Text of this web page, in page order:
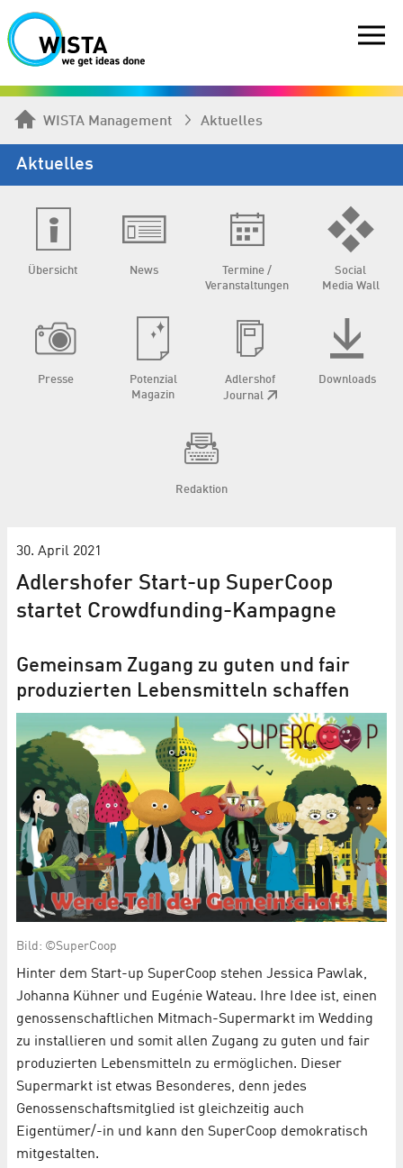
WISTA Management Aktuelles
Aktuelles
Übersicht News
Termine /
Veranstaltungen
Social
Media Wall
Presse
Potenzial
Magazin
Adlershof
Journal
Downloads
Redaktion
30. April 2021
Adlershofer Start-up SuperCoop
startet Crowdfunding-Kampagne
Gemeinsam Zugang zu guten und fair
produzierten Lebensmitteln schaffen
Bild: ©SuperCoop
Hinter dem Start-up SuperCoop stehen Jessica Pawlak,
Johanna Kühner und Eugénie Wateau. Ihre Idee ist, einen
genossenschaftlichen Mitmach-Supermarkt im Wedding
zu installieren und somit allen Zugang zu guten und fair
produzierten Lebensmitteln zu ermöglichen. Dieser
Supermarkt ist etwas Besonderes, denn jedes
Genossenschaftsmitglied ist gleichzeitig auch
Eigentümer/-in und kann den SuperCoop demokratisch
mitgestalten.